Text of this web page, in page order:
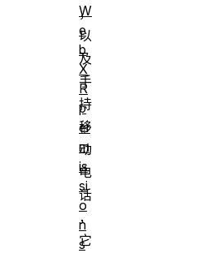
，
以
及
手
持
移
动
电
话
，
它
W
e
b
X
R
p
er
m
is
si
o
n
s